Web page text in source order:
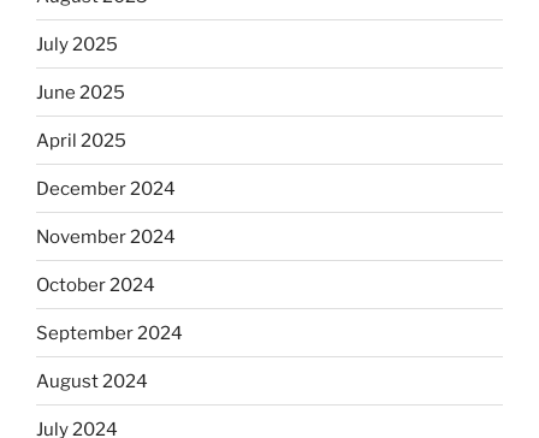
July 2025
June 2025
April 2025
December 2024
November 2024
October 2024
September 2024
August 2024
July 2024